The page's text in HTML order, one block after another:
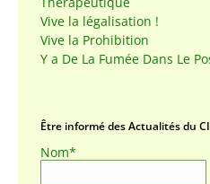
Vive la légalisation !
Vive la Prohibition
Y a De La Fumée Dans Le
Être informé des Actualités du
Nom*